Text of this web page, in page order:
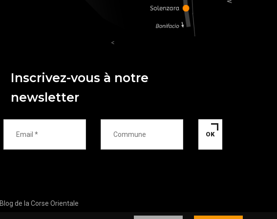
<
Inscrivez-vous à notre
newsletter
OK
Blog de la Corse Orientale